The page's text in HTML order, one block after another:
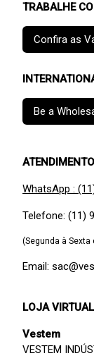
TRABALHE
Confira as
Be a
ATENDIMENTO
WhatsApp :
Telefone: (11)
(Segunda à Sexta
Email:
LOJA VIRTUAL
Vestem
VESTEM